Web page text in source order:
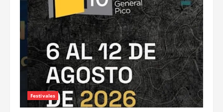
Festivales